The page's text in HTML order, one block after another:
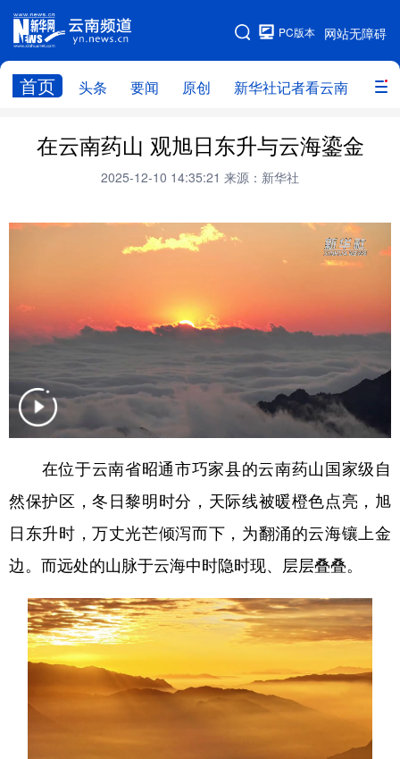
网站无障碍
PC版本
首页 头条 要闻 原创 新华社记者看云南 政务
网站地图
头条 云南要闻 本网原创
新华社记者看云南 政务
社会
经济 服务 云南故事
趣看文物
在云南药山 观旭日东升与云海鎏金
2025-12-10 14:35:21 来源：新华社
在位于云南省昭通市巧家县的云南药山国家级自
然保护区，冬日黎明时分，天际线被暖橙色点亮，旭
日东升时，万丈光芒倾泻而下，为翻涌的云海镶上金
边。而远处的山脉于云海中时隐时现、层层叠叠。